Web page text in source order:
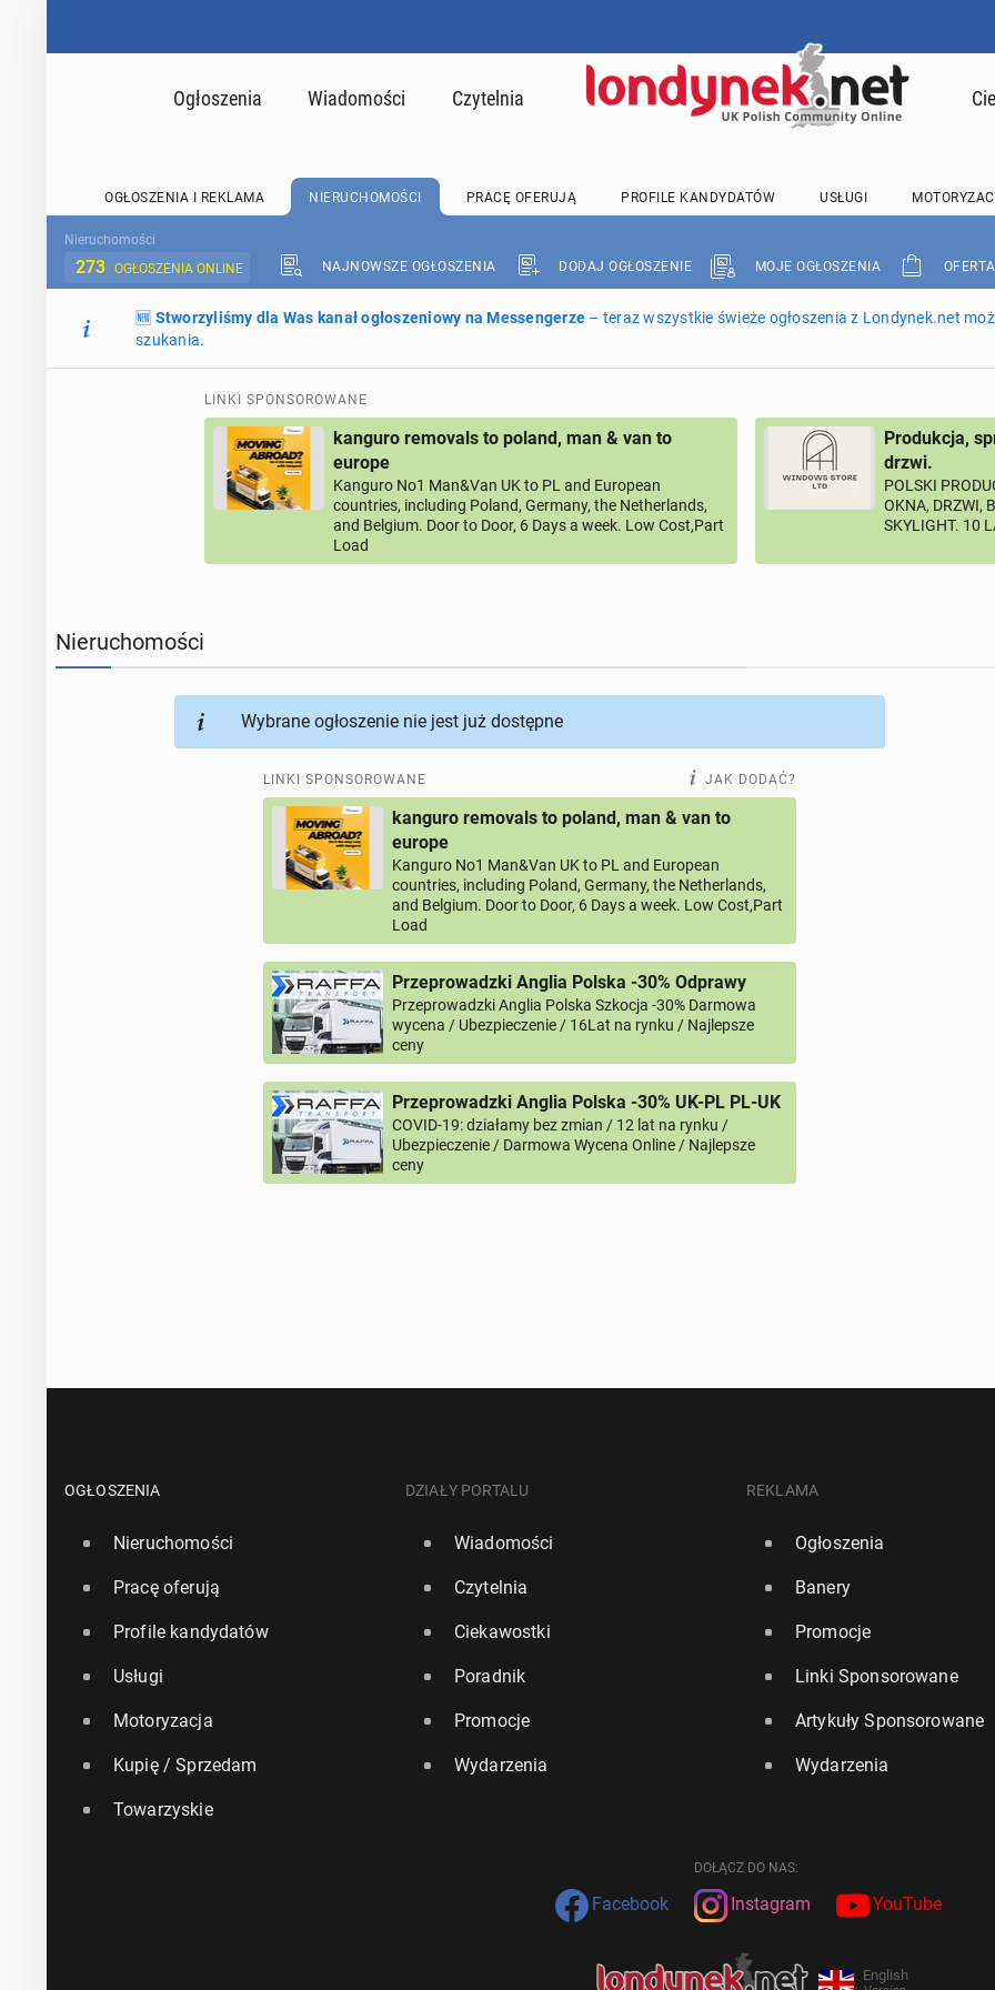
Ogłoszenia Wiadomości Czytelnia
OGŁOSZENIA I REKLAMA NIERUCHOMOŚCI PRACĘ OFERUJĄ PROFILE KANDYDATÓW USŁUGI
Nieruchomości
273 OGŁOSZENIA ONLINE NAJNOWSZE OGŁOSZENIA DODAJ OGŁOSZENIE MOJE OGŁOSZENIA
🆕 Stworzyliśmy dla Was kanał ogłoszeniowy na Messengerze – teraz wszystkie świeże ogłoszenia z Londynek.net
szukania.
LINKI SPONSOROWANE
kanguro removals to poland, man & van to
europe
Kanguro No1 Man&Van UK to PL and European
countries, including Poland, Germany, the Netherlands,
and Belgium. Door to Door, 6 Days a week. Low Cost,Part
Load
Produkcja,
drzwi.
POLSKI
OKNA, DRZWI,
SKYLIGHT. 10
Nieruchomości
Wybrane ogłoszenie nie jest już dostępne
LINKI SPONSOROWANE JAK DODAĆ?
kanguro removals to poland, man & van to
europe
Kanguro No1 Man&Van UK to PL and European
countries, including Poland, Germany, the Netherlands,
and Belgium. Door to Door, 6 Days a week. Low Cost,Part
Load
Przeprowadzki Anglia Polska -30% Odprawy
Przeprowadzki Anglia Polska Szkocja -30% Darmowa
wycena / Ubezpieczenie / 16Lat na rynku / Najlepsze
ceny
Przeprowadzki Anglia Polska -30% UK-PL PL-UK
COVID-19: działamy bez zmian / 12 lat na rynku /
Ubezpieczenie / Darmowa Wycena Online / Najlepsze
ceny
OGŁOSZENIA
Nieruchomości
Pracę oferują
Profile kandydatów
Usługi
Motoryzacja
Kupię / Sprzedam
Towarzyskie
DZIAŁY PORTALU
Wiadomości
Czytelnia
Ciekawostki
Poradnik
Promocje
Wydarzenia
REKLAMA
Ogłoszenia
Banery
Promocje
Linki Sponsorowane
Artykuły Sponsorowane
Wydarzenia
DOŁĄCZ DO NAS:
Facebook Instagram YouTube
English